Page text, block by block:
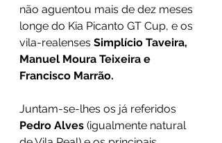
não aguentou mais de dez meses
longe do Kia Picanto GT Cup, e os
vila-realenses Simplício Taveira,
Manuel Moura Teixeira e
Francisco Marrão.
Juntam-se-lhes os já referidos
Pedro Alves (igualmente natural